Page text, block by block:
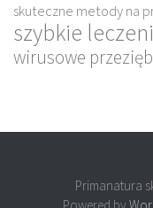
skuteczne metody na
szybkie
wirusowe
Primanatura
Powered by